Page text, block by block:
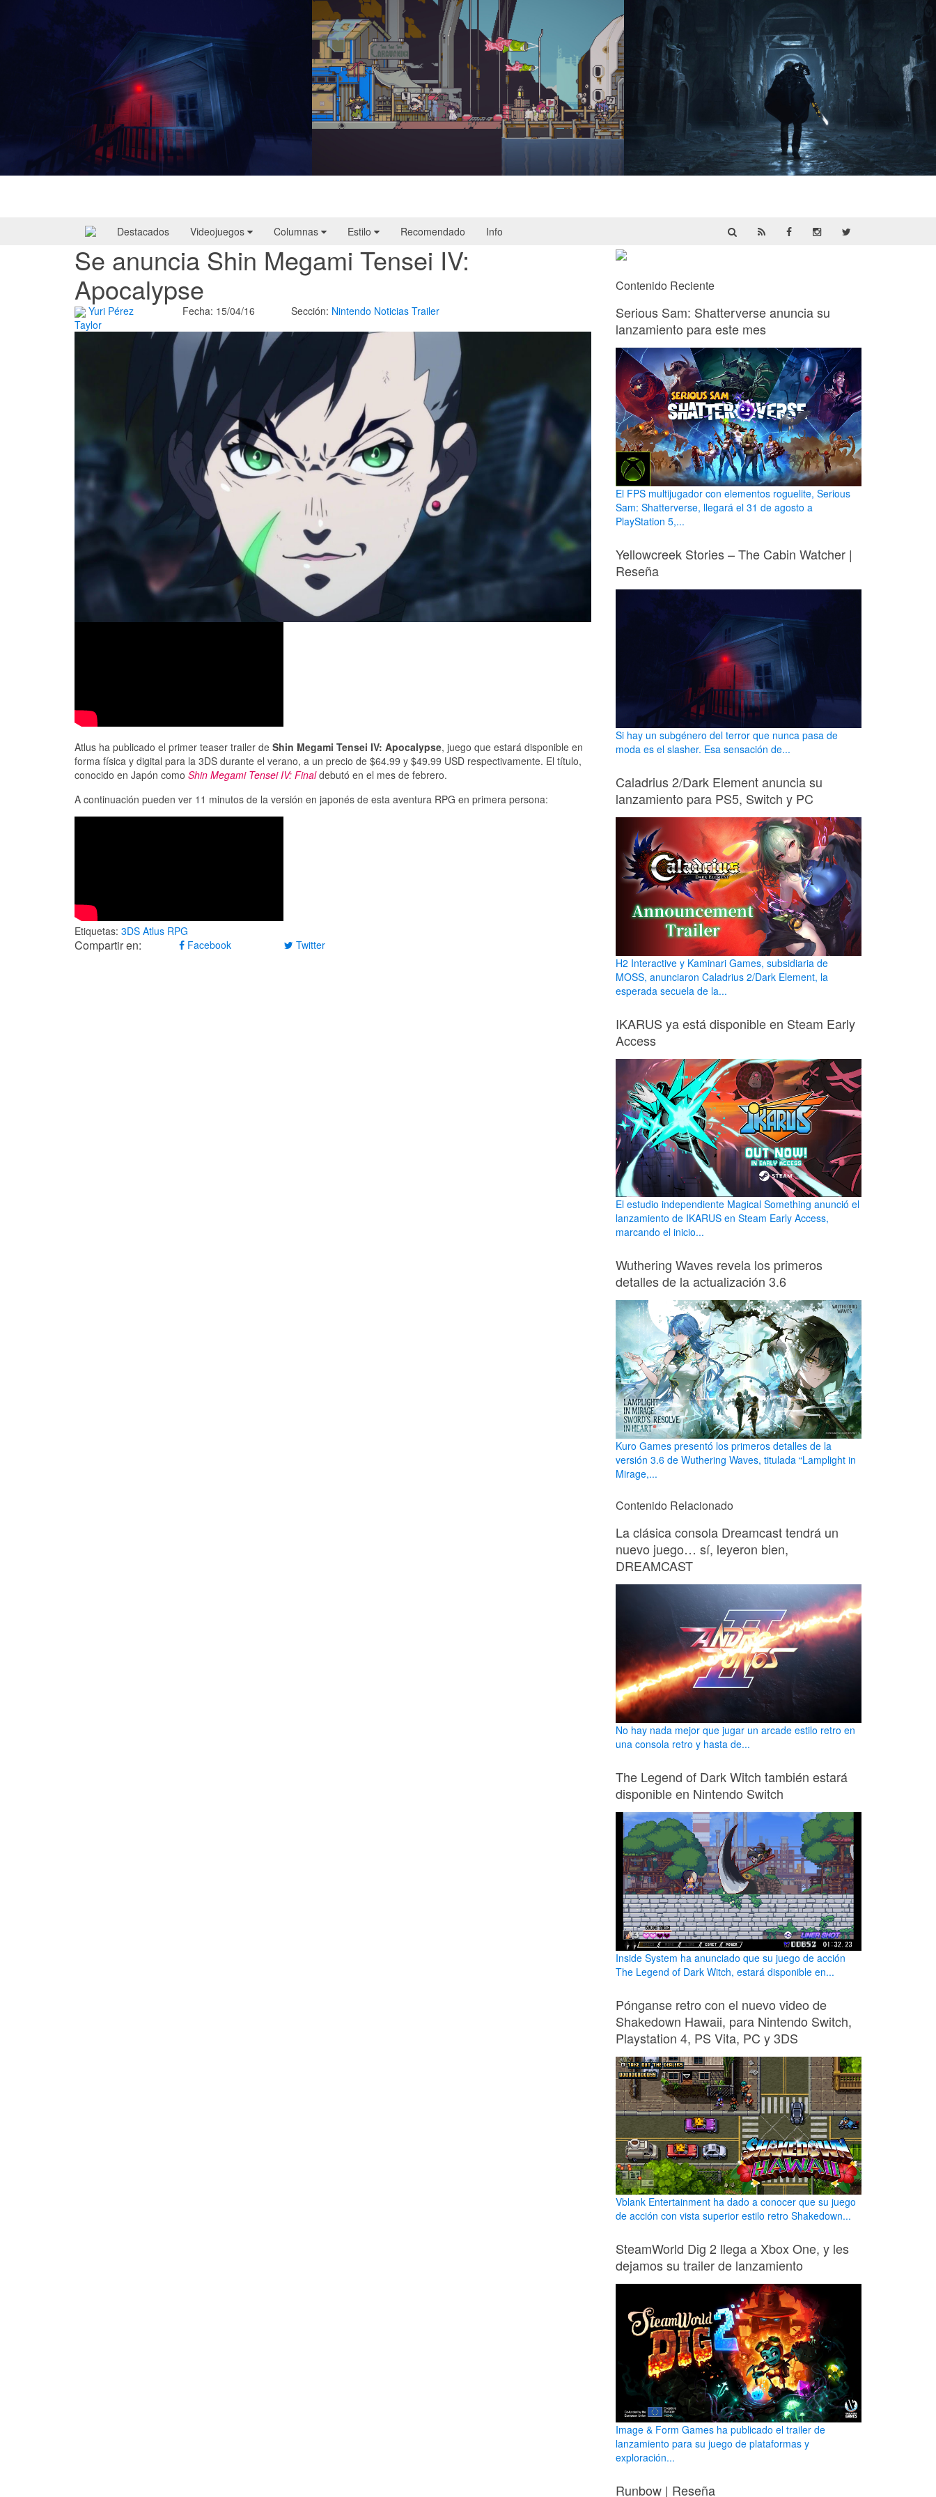
Destacados Videojuegos Columnas Estilo Recomendado Info
Se anuncia Shin Megami Tensei IV:
Apocalypse
Yuri Pérez
Taylor
Fecha: 15/04/16 Sección: Nintendo Noticias Trailer
Atlus ha publicado el primer teaser trailer de Shin Megami Tensei IV: Apocalypse, juego que estará disponible en
forma física y digital para la 3DS durante el verano, a un precio de $64.99 y $49.99 USD respectivamente. El título,
conocido en Japón como Shin Megami Tensei IV: Finaldebutó en el mes de febrero.
A continuación pueden ver 11 minutos de la versión en japonés de esta aventura RPG en primera persona:
Etiquetas: 3DS Atlus RPG
Compartir en: Facebook Twitter
Contenido Reciente
Serious Sam: Shatterverse anuncia su
lanzamiento para este mes
El FPS multijugador con elementos roguelite, Serious
Sam: Shatterverse, llegará el 31 de agosto a
PlayStation 5,...
Yellowcreek Stories – The Cabin Watcher |
Reseña
Si hay un subgénero del terror que nunca pasa de
moda es el slasher. Esa sensación de...
Caladrius 2/Dark Element anuncia su
lanzamiento para PS5, Switch y PC
H2 Interactive y Kaminari Games, subsidiaria de
MOSS, anunciaron Caladrius 2/Dark Element, la
esperada secuela de la...
IKARUS ya está disponible en Steam Early
Access
El estudio independiente Magical Something anunció el
lanzamiento de IKARUS en Steam Early Access,
marcando el inicio...
Wuthering Waves revela los primeros
detalles de la actualización 3.6
Kuro Games presentó los primeros detalles de la
versión 3.6 de Wuthering Waves, titulada “Lamplight in
Mirage,...
Contenido Relacionado
La clásica consola Dreamcast tendrá un
nuevo juego… sí, leyeron bien,
DREAMCAST
No hay nada mejor que jugar un arcade estilo retro en
una consola retro y hasta de...
The Legend of Dark Witch también estará
disponible en Nintendo Switch
Inside System ha anunciado que su juego de acción
The Legend of Dark Witch, estará disponible en...
Pónganse retro con el nuevo video de
Shakedown Hawaii, para Nintendo Switch,
Playstation 4, PS Vita, PC y 3DS
Vblank Entertainment ha dado a conocer que su juego
de acción con vista superior estilo retro Shakedown...
SteamWorld Dig 2 llega a Xbox One, y les
dejamos su trailer de lanzamiento
Image & Form Games ha publicado el trailer de
lanzamiento para su juego de plataformas y
exploración...
Runbow | Reseña